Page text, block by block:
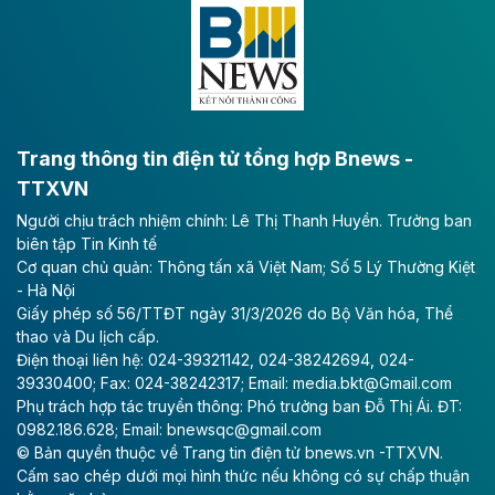
lực phát triển kinh tế - xã hội khu vực phía Nam đồng
Long Thành
Tổng công ty Cảng hàng không Việt Nam - CTCP
(ACV) vừa lập kỷ lục mới về lợi nhuận trong quý
II/2026.
Theo baodautu.vn
Vinaconex lập đỉnh doanh thu
Tổng CTCP Xuất nhập khẩu và Xây dựng Việt Nam
(Vinaconex) đã khép lại nửa đầu năm với doanh thu
thuần gần 7.268 tỷ đồng, tăng 4% so với cùng kỳ và
cũng là mức cao nhất lịch sử hoạt động của doanh
nghiệp.
Trang thông tin điện tử tổng hợp Bnews -
TTXVN
Người chịu trách nhiệm chính: Lê Thị Thanh Huyền. Trưởng ban
biên tập Tin Kinh tế
Cơ quan chủ quản: Thông tấn xã Việt Nam; Số 5 Lý Thường Kiệt
- Hà Nội
Giấy phép số 56/TTĐT ngày 31/3/2026 do Bộ Văn hóa, Thể
thao và Du lịch cấp.
Điện thoại liên hệ: 024-39321142, 024-38242694, 024-
39330400; Fax: 024-38242317; Email: media.bkt@Gmail.com
Phụ trách hợp tác truyền thông: Phó trưởng ban Đỗ Thị Ái. ĐT:
0982.186.628; Email: bnewsqc@gmail.com
© Bản quyền thuộc về Trang tin điện tử bnews.vn -TTXVN.
Cấm sao chép dưới mọi hình thức nếu không có sự chấp thuận